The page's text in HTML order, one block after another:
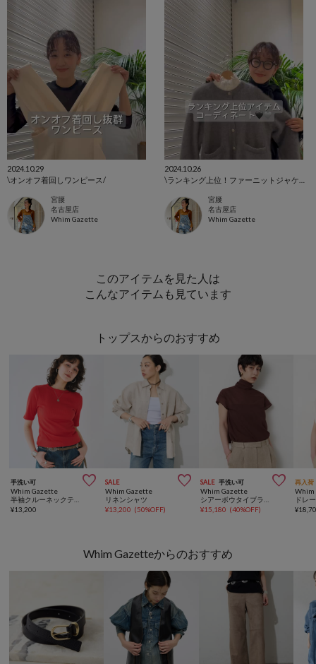
2024.10.29
\オンオフ着回しワンピース/
宮腰
名古屋店
Whim Gazette
2024.10.26
宮腰
名古屋店
Whim Gazette
このアイテムを見た人は
こんなアイテムも見ています
トップスからのおすすめ
手洗い可 
Whim Gazette
¥13,200
SALE 
Whim Gazette
リネンシャツ
¥13,200 (50%OFF)
SALE 手洗い可 
Whim Gazette
¥15,180 (40%OFF)
再入荷
Whim
¥
Whim Gazetteからのおすすめ